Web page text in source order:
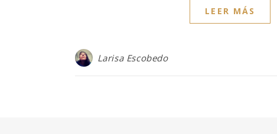
LEER MÁS
Larisa Escobedo